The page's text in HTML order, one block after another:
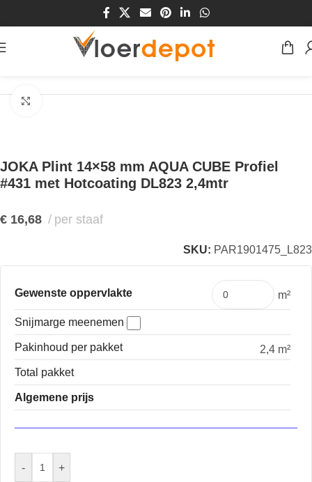
JOKA Plint 14×58 mm AQUA CUBE Profiel
#431 met Hotcoating DL823 2,4mtr
€ 16,68 per staaf
SKU: PAR1901475_L823
Gewenste oppervlakte m²
Snijmarge meenemen
Pakinhoud per pakket
2,4 m²
Total pakket
Algemene prijs
- +